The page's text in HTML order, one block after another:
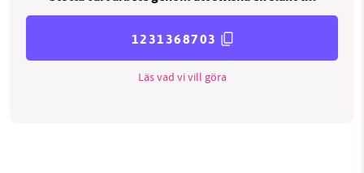
1231368703
Läs vad vi vill göra